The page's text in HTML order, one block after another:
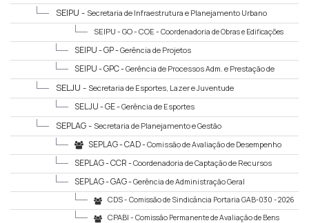
SEIPU - Secretaria de Infraestrutura e Planejamento Urbano
SEIPU - GO - COE - Coordenadoria de Obras e Edificações
SEIPU - GP -Gerência de Projetos
SEIPU - GPC -Gerência de Processos Adm. e Prestação de
Contas
SELJU - Secretaria de Esportes, Lazer e Juventude
SELJU - GE -Gerência de Esportes
SEPLAG - Secretaria de Planejamento e Gestão
SEPLAG - CAD -Comissão de Avaliação de Desempenho
SEPLAG - CCR -Coordenadoria de Captação de Recursos
SEPLAG - GAG -Gerência de Administração Geral
CDS - Comissão de Sindicância Portaria GAB-030 - 2026
CPABI - Comissão Permanente de Avaliação de Bens